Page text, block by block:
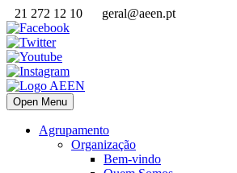
21 272 12 10 geral@aeen.pt
Open Menu
Agrupamento
Organização
Bem-vindo